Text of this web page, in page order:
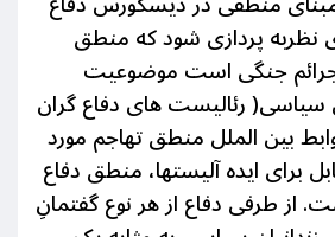
پردازی شود که منطق
جنگی است موضوعیت
سیاسی( رئالیست های دفاع گران
بین الملل منطق تهاجم مورد
برای ایده آلیستها، منطق دفاع
از طرفی دفاع از هر نوع گفتمانِ